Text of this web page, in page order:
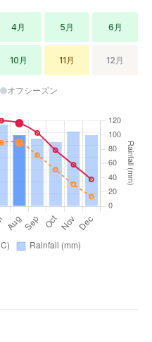
4月 5月 6月
10月 11月 12月
オフシーズン